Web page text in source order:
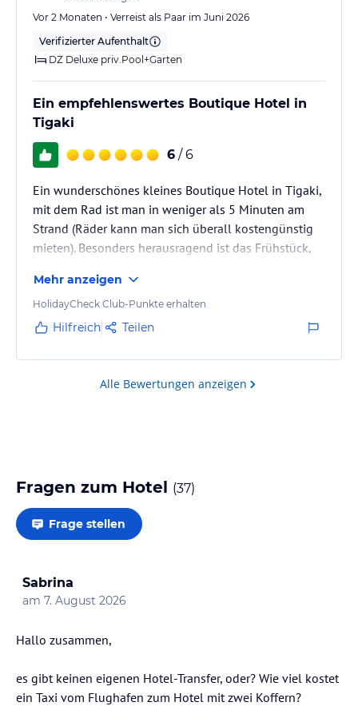
Vor 2 Monaten • Verreist als Paar im Juni 2026
Verifizierter Aufenthalt
DZ Deluxe priv.Pool+Garten
Ein empfehlenswertes Boutique Hotel in
Tigaki
6 / 6
Ein wunderschönes kleines Boutique Hotel in Tigaki,
mit dem Rad ist man in weniger als 5 Minuten am
Strand (Räder kann man sich überall kostengünstig
mieten). Besonders herausragend ist das Frühstück,
können das Hotel uneingeschränkt weiterempfehlen
Mehr anzeigen
HolidayCheck Club-Punkte erhalten
Hilfreich Teilen
Alle Bewertungen anzeigen
Fragen zum Hotel (37)
Frage stellen
Sabrina
am 7. August 2026
Hallo zusammen,
es gibt keinen eigenen Hotel-Transfer, oder? Wie viel kostet
ein Taxi vom Flughafen zum Hotel mit zwei Koffern?